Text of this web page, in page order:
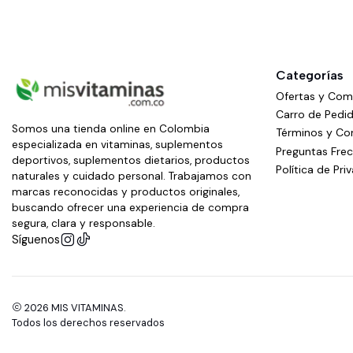
Somos una tienda online en Colombia
especializada en vitaminas, suplementos
deportivos, suplementos dietarios, productos
naturales y cuidado personal. Trabajamos con
marcas reconocidas y productos originales,
buscando ofrecer una experiencia de compra
segura, clara y responsable.
Síguenos
Categorías
Ofertas y
Carro de
Términos y
Preguntas
Política de
2026 MIS VITAMINAS.
Todos los derechos reservados